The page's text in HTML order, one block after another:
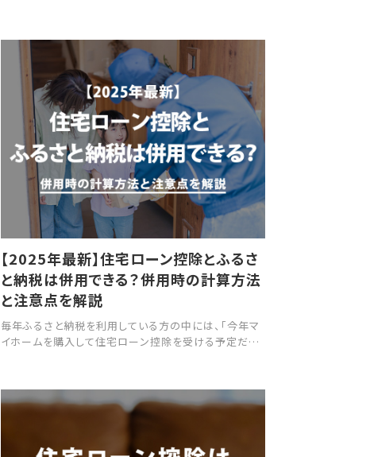
までに新築することが条件です。 本記事では、固定資産
税の基本や新築住宅特例の内容を詳しく解説するとと
もに、期限を過ぎた場合にどうなるのか、さらに延長の
可能性についても取り上げますので、ぜひ参考にしてく
ださい。
【2025年最新】住宅ローン控除とふるさ
と納税は併用できる？併用時の計算方法
と注意点を解説
毎年ふるさと納税を利用している方の中には、「今年マ
イホームを購入して住宅ローン控除を受ける予定だけ
るさと納税と住宅ローン控除の併用が可能かどうか、控
除上限額の計算方法、そして併用する際の注意点やポ